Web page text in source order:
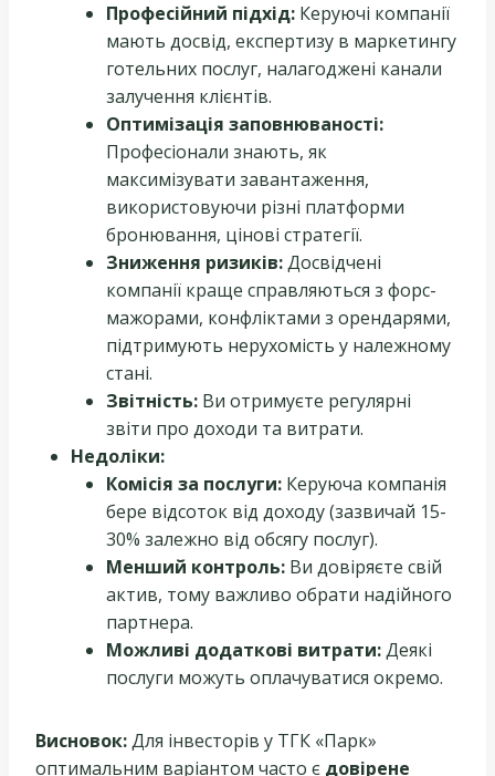
Професійний підхід: Керуючі компанії
мають досвід, експертизу в маркетингу
готельних послуг, налагоджені канали
залучення клієнтів.
Оптимізація заповнюваності:
Професіонали знають, як
максимізувати завантаження,
використовуючи різні платформи
бронювання, цінові стратегії.
Зниження ризиків:Досвідчені
компанії краще справляються з форс-
мажорами, конфліктами з орендарями,
підтримують нерухомість у належному
стані.
Звітність: Ви отримуєте регулярні
звіти про доходи та витрати.
Недоліки:
Комісія за послуги: Керуюча компанія
бере відсоток від доходу (зазвичай 15-
30% залежно від обсягу послуг).
Менший контроль: Ви довіряєте свій
актив, тому важливо обрати надійного
партнера.
Можливі додаткові витрати:Деякі
послуги можуть оплачуватися окремо.
Висновок:Для інвесторів у ТГК «Парк»
оптимальним варіантом часто є довірене